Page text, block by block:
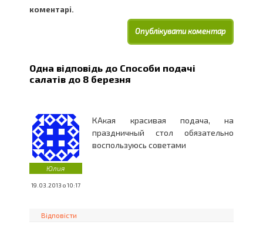
коментарі.
Одна відповідь до Способи подачі
салатів до 8 березня
Юлия
19.03.2013 о 10:17
КАкая красивая подача, на
праздничный стол обязательно
воспользуюсь советами
Відповісти